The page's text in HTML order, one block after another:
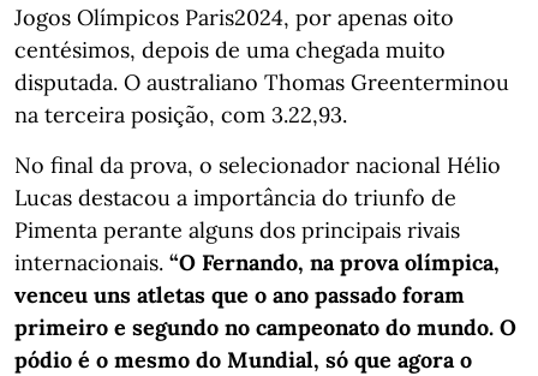
Jogos Olímpicos Paris2024, por apenas oito
centésimos, depois de uma chegada muito
disputada. O australiano Thomas Greenterminou
na terceira posição, com 3.22,93.
No final da prova, o selecionador nacional Hélio
Lucas destacou a importância do triunfo de
Pimenta perante alguns dos principais rivais
internacionais. “O Fernando, na prova olímpica,
venceu uns atletas que o ano passado foram
primeiro e segundo no campeonato do mundo. O
pódio é o mesmo do Mundial, só que agora o